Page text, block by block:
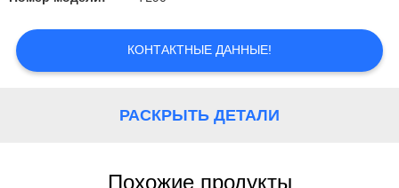
КАРТА
САЙТА
КОНТАКТНЫЕ ДАННЫЕ!
РАСКРЫТЬ ДЕТАЛИ
Похожие продукты